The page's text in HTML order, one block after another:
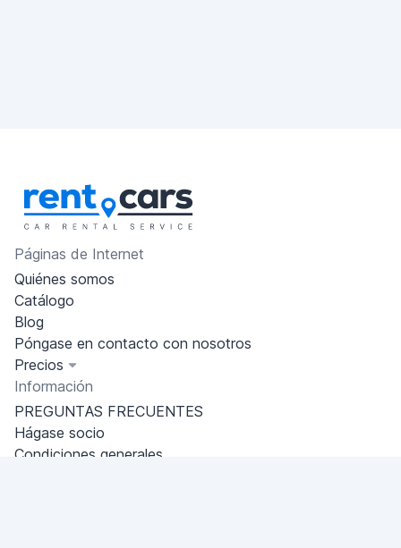
Páginas de Internet
Quiénes somos
Catálogo
Blog
Póngase en contacto con nosotros
Precios
Información
PREGUNTAS FRECUENTES
Hágase socio
Condiciones generales